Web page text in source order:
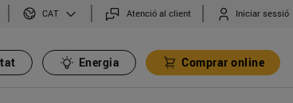
CAT Atenció al client Iniciar sessió
Energia Comprar online